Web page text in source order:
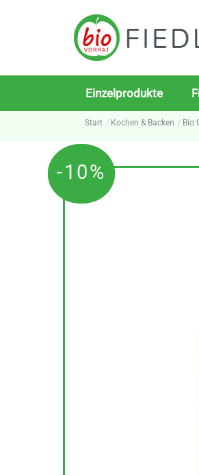
Einzelprodukte
Start Kochen & Backen Bio
-10%
-10%